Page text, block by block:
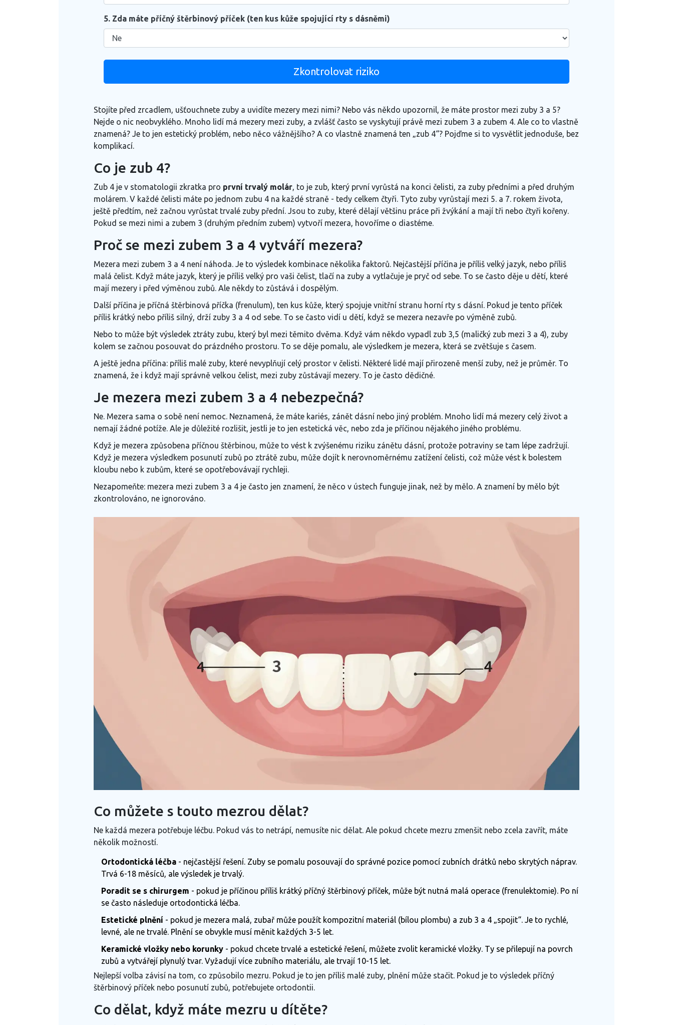
5. Zda máte příčný štěrbinový příček (ten kus kůže spojující rty s dásněmi)
Zkontrolovat riziko
Stojíte před zrcadlem, ušťouchnete zuby a uvidíte mezery mezi nimi? Nebo vás někdo upozornil, že máte prostor mezi zuby 3 a 5?
Nejde o nic neobvyklého. Mnoho lidí má mezery mezi zuby, a zvlášť často se vyskytují právě mezi zubem 3 a zubem 4. Ale co to vlastně
znamená? Je to jen estetický problém, nebo něco vážnějšího? A co vlastně znamená ten „zub 4“? Pojďme si to vysvětlit jednoduše, bez
komplikací.
Co je zub 4?
Zub 4 je v stomatologii zkratka pro první trvalý molár, to je zub, který první vyrůstá na konci čelisti, za zuby předními a před druhým
molárem. V každé čelisti máte po jednom zubu 4 na každé straně - tedy celkem čtyři. Tyto zuby vyrůstají mezi 5. a 7. rokem života,
ještě předtím, než začnou vyrůstat trvalé zuby přední. Jsou to zuby, které dělají většinu práce při žvýkání a mají tři nebo čtyři kořeny.
Pokud se mezi nimi a zubem 3 (druhým předním zubem) vytvoří mezera, hovoříme o diastéme.
Proč se mezi zubem 3 a 4 vytváří mezera?
Mezera mezi zubem 3 a 4 není náhoda. Je to výsledek kombinace několika faktorů. Nejčastější příčina je příliš velký jazyk, nebo příliš
malá čelist. Když máte jazyk, který je příliš velký pro vaši čelist, tlačí na zuby a vytlačuje je pryč od sebe. To se často děje u dětí, které
mají mezery i před výměnou zubů. Ale někdy to zůstává i dospělým.
Další příčina je příčná štěrbinová příčka (frenulum), ten kus kůže, který spojuje vnitřní stranu horní rty s dásní. Pokud je tento příček
příliš krátký nebo příliš silný, drží zuby 3 a 4 od sebe. To se často vidí u dětí, když se mezera nezavře po výměně zubů.
Nebo to může být výsledek ztráty zubu, který byl mezi těmito dvěma. Když vám někdo vypadl zub 3,5 (maličký zub mezi 3 a 4), zuby
kolem se začnou posouvat do prázdného prostoru. To se děje pomalu, ale výsledkem je mezera, která se zvětšuje s časem.
A ještě jedna příčina: příliš malé zuby, které nevyplňují celý prostor v čelisti. Některé lidé mají přirozeně menší zuby, než je průměr. To
znamená, že i když mají správně velkou čelist, mezi zuby zůstávají mezery. To je často dědičné.
Je mezera mezi zubem 3 a 4 nebezpečná?
Ne. Mezera sama o sobě není nemoc. Neznamená, že máte kariés, zánět dásní nebo jiný problém. Mnoho lidí má mezery celý život a
nemají žádné potíže. Ale je důležité rozlišit, jestli je to jen estetická věc, nebo zda je příčinou nějakého jiného problému.
Když je mezera způsobena příčnou štěrbinou, může to vést k zvýšenému riziku zánětu dásní, protože potraviny se tam lépe zadržují.
Když je mezera výsledkem posunutí zubů po ztrátě zubu, může dojít k nerovnoměrnému zatížení čelisti, což může vést k bolestem
kloubu nebo k zubům, které se opotřebovávají rychleji.
Nezapomeňte: mezera mezi zubem 3 a 4 je často jen znamení, že něco v ústech funguje jinak, než by mělo. A znamení by mělo být
zkontrolováno, ne ignorováno.
Co můžete s touto mezrou dělat?
Ne každá mezera potřebuje léčbu. Pokud vás to netrápí, nemusíte nic dělat. Ale pokud chcete mezru zmenšit nebo zcela zavřít, máte
několik možností.
Ortodontická léčba - nejčastější řešení. Zuby se pomalu posouvají do správné pozice pomocí zubních drátků nebo skrytých náprav.
Trvá 6-18 měsíců, ale výsledek je trvalý.
Poradit se s chirurgem - pokud je příčinou příliš krátký příčný štěrbinový příček, může být nutná malá operace (frenulektomie). Po ní
se často následuje ortodontická léčba.
Estetické plnění - pokud je mezera malá, zubař může použít kompozitní materiál (bílou plombu) a zub 3 a 4 „spojit“. Je to rychlé,
levné, ale ne trvalé. Plnění se obvykle musí měnit každých 3-5 let.
Keramické vložky nebo korunky - pokud chcete trvalé a estetické řešení, můžete zvolit keramické vložky. Ty se přilepují na povrch
zubů a vytvářejí plynulý tvar. Vyžadují více zubního materiálu, ale trvají 10-15 let.
Nejlepší volba závisí na tom, co způsobilo mezru. Pokud je to jen příliš malé zuby, plnění může stačit. Pokud je to výsledek příčný
štěrbinový příček nebo posunutí zubů, potřebujete ortodontii.
Co dělat, když máte mezru u dítěte?